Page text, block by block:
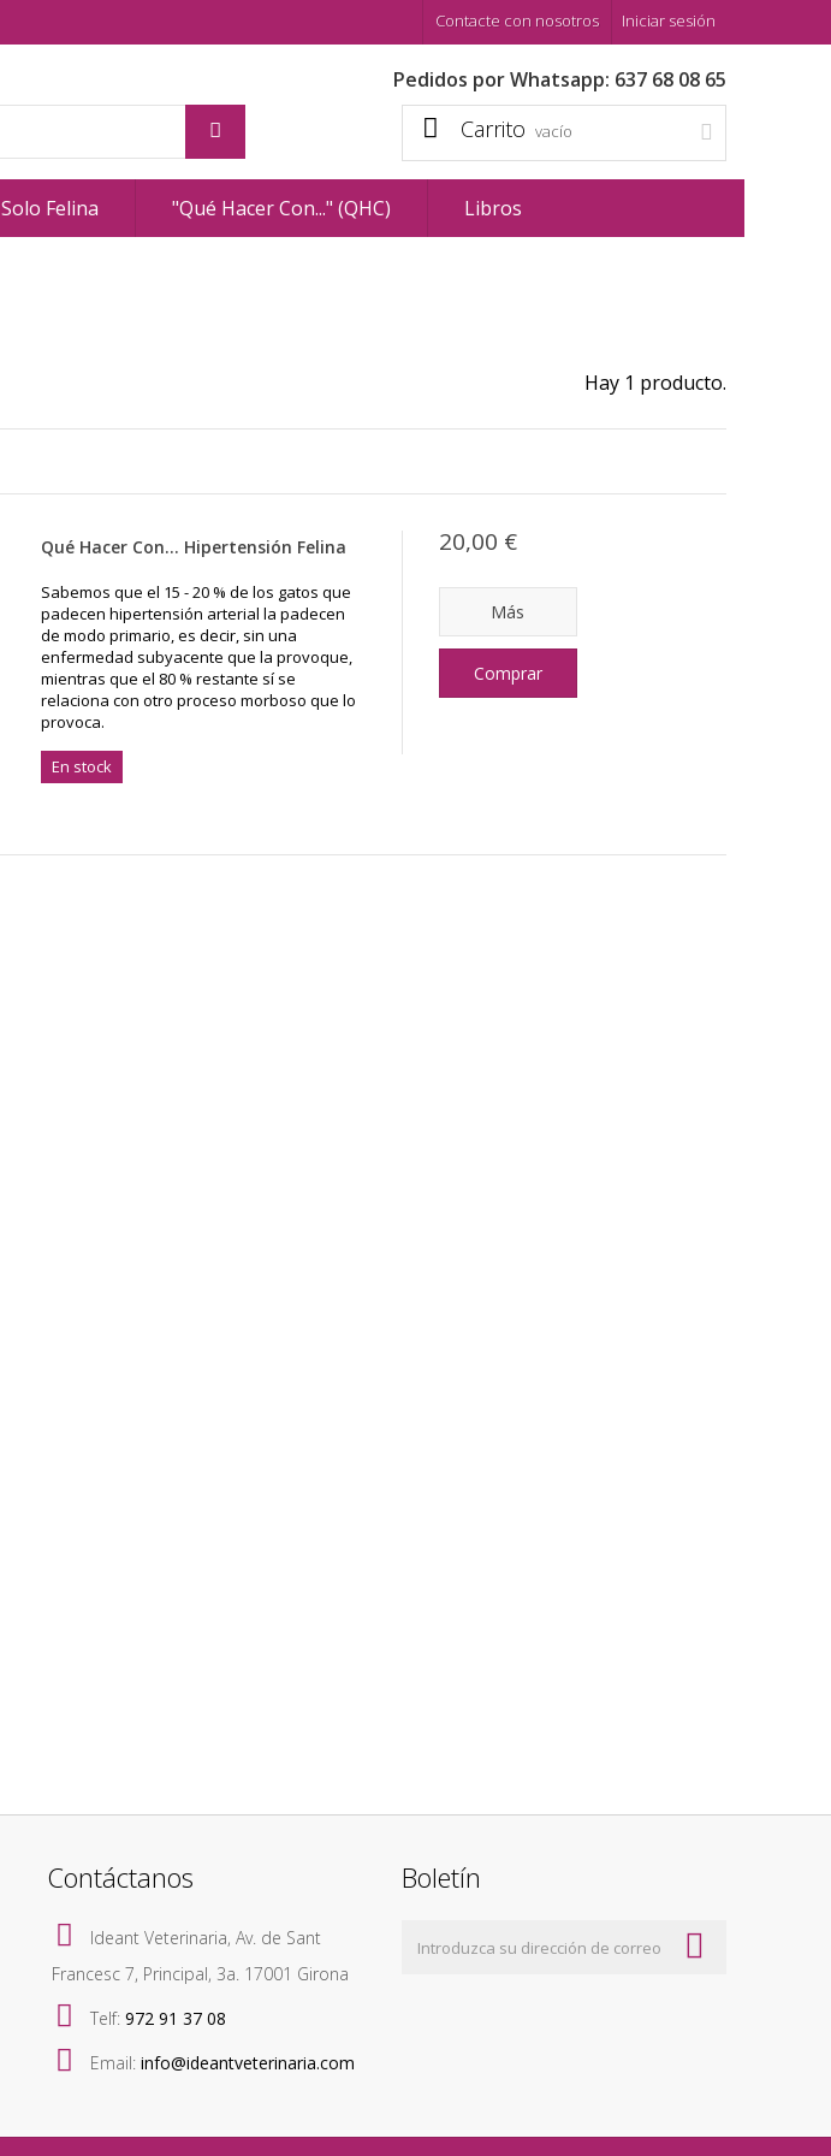
Iniciar sesión
Contacte con nosotros
Pedidos por Whatsapp: 637 68 08 65
Carrito vacío
Solo Felina "Qué Hacer Con..." (QHC) Libros
Hay 1 producto.
Qué Hacer Con... Hipertensión Felina
Sabemos que el 15 - 20 % de los gatos que
padecen hipertensión arterial la padecen
de modo primario, es decir, sin una
enfermedad subyacente que la provoque,
mientras que el 80 % restante sí se
relaciona con otro proceso morboso que lo
provoca.
En stock
20,00 €
Más
Comprar
Contáctanos
Ideant Veterinaria, Av. de Sant
Francesc 7, Principal, 3a. 17001 Girona
Telf: 972 91 37 08
Email: info@ideantveterinaria.com
Boletín